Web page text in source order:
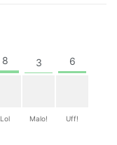
8
Lol
3
Malo!
6
Uff!